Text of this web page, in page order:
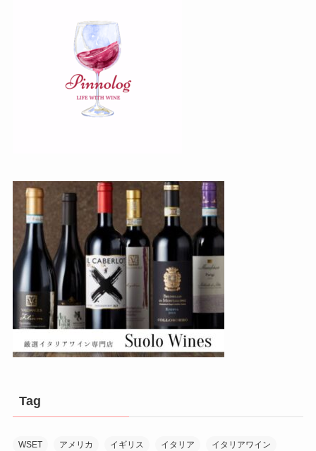
Tag
WSET アメリカ イギリス イタリア イタリアワイン